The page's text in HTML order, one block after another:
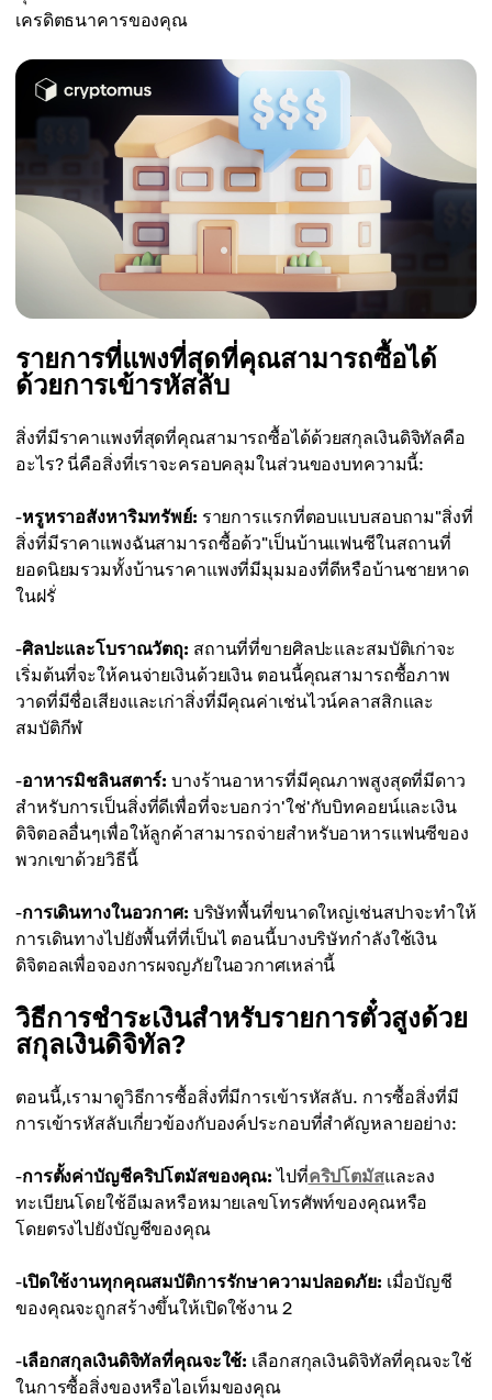
เครดิตธนาคารของคุณ
รายการที่แพงที่สุดที่คุณสามารถซื้อได้
ด้วยการเข้ารหัสลับ
สิ่งที่มีราคาแพงที่สุดที่คุณสามารถซื้อได้ด้วยสกุลเงินดิจิทัลคือ
อะไร? นี่คือสิ่งที่เราจะครอบคลุมในส่วนของบทความนี้:
-หรูหราอสังหาริมทรัพย์: รายการแรกที่ตอบแบบสอบถาม"สิ่งที่
สิ่งที่มีราคาแพงฉันสามารถซื้อด้ว"เป็นบ้านแฟนซีในสถานที่
ยอดนิยมรวมทั้งบ้านราคาแพงที่มีมุมมองที่ดีหรือบ้านชายหาด
ในฝรั่
-ศิลปะและโบราณวัตถุ: สถานที่ที่ขายศิลปะและสมบัติเก่าจะ
เริ่มต้นที่จะให้คนจ่ายเงินด้วยเงิน ตอนนี้คุณสามารถซื้อภาพ
วาดที่มีชื่อเสียงและเก่าสิ่งที่มีคุณค่าเช่นไวน์คลาสสิกและ
สมบัติกีฬ
-อาหารมิชลินสตาร์: บางร้านอาหารที่มีคุณภาพสูงสุดที่มีดาว
สำหรับการเป็นสิ่งที่ดีเพื่อที่จะบอกว่า'ใช่'กับบิทคอยน์และเงิน
ดิจิตอลอื่นๆเพื่อให้ลูกค้าสามารถจ่ายสำหรับอาหารแฟนซีของ
พวกเขาด้วยวิธีนี้
-การเดินทางในอวกาศ: บริษัทพื้นที่ขนาดใหญ่เช่นสปาจะทำให้
การเดินทางไปยังพื้นที่ที่เป็นไ ตอนนี้บางบริษัทกำลังใช้เงิน
ดิจิตอลเพื่อจองการผจญภัยในอวกาศเหล่านี้
วิธีการชำระเงินสำหรับรายการตั๋วสูงด้วย
สกุลเงินดิจิทัล?
ตอนนี้,เรามาดูวิธีการซื้อสิ่งที่มีการเข้ารหัสลับ. การซื้อสิ่งที่มี
การเข้ารหัสลับเกี่ยวข้องกับองค์ประกอบที่สำคัญหลายอย่าง:
-การตั้งค่าบัญชีคริปโตมัสของคุณ: ไปที่คริปโตมัสและลง
ทะเบียนโดยใช้อีเมลหรือหมายเลขโทรศัพท์ของคุณหรือ
โดยตรงไปยังบัญชีของคุณ
-เปิดใช้งานทุกคุณสมบัติการรักษาความปลอดภัย: เมื่อบัญชี
ของคุณจะถูกสร้างขึ้นให้เปิดใช้งาน 2
-เลือกสกุลเงินดิจิทัลที่คุณจะใช้: เลือกสกุลเงินดิจิทัลที่คุณจะใช้
ในการซื้อสิ่งของหรือไอเท็มของคุณ